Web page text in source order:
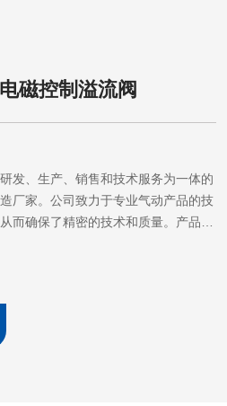
磁控制溢流阀
发、生产、销售和技术服务为一体的
厂家。公司致力于专业气动产品的技
而确保了精密的技术和质量。产品主
靠的品质、完备的服务、完善的技
务于社会，致力创品牌。 质量可
们对顾客永远的承诺，也是我们帝恩
标。公司将不断加大对产品开发的投